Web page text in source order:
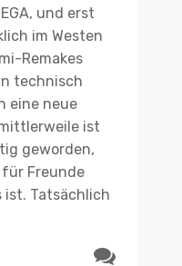
und erst
im Westen
Remakes
technisch
eine neue
ist
geworden,
Freunde
ist. Tatsächlich